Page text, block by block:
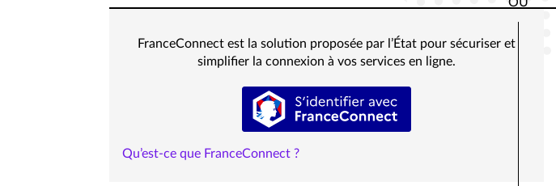
FranceConnect est la solution proposée par l’État pour sécuriser et
simplifier la connexion à vos services en ligne.
S’identifier avec FranceConnect
Qu’est-ce que FranceConnect ?